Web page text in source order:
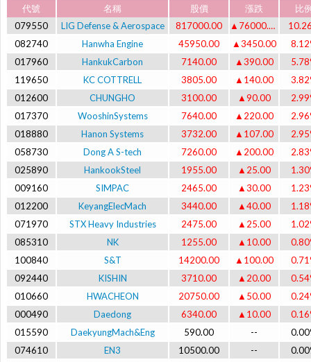
代號 名稱 股價 漲跌
比
079550
LIG Defense & Aerospace 817000.00 ▲76000.00
082740
Hanwha Engine 45950.00 ▲3450.00
017960
HankukCarbon 7140.00 ▲390.00
119650
KC COTTRELL 3805.00 ▲140.00
012600
CHUNGHO 3100.00 ▲90.00
017370
WooshinSystems 7640.00 ▲220.00
018880
Hanon Systems 3732.00 ▲107.00
058730
Dong A S-tech 7260.00 ▲200.00
025890
HankookSteel 1955.00 ▲25.00
009160
SIMPAC 2465.00 ▲30.00
012200
KeyangElecMach 3440.00 ▲40.00
071970
STX Heavy Industries 2475.00 ▲25.00
085310
NK 1255.00 ▲10.00
100840
S&T 14200.00 ▲100.00
092440
KISHIN 3710.00 ▲20.00
010660
HWACHEON 20750.00 ▲50.00
000490
Daedong 6340.00 ▲10.00
015590
DaekyungMach&Eng 590.00 --
074610
EN3 10500.00 --